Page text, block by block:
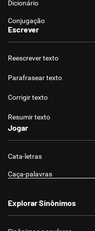
Dicionário
Conjugação
Escrever
Reescrever texto
Parafrasear texto
Corrigir texto
Resumir texto
Jogar
Cata-letras
Caça-palavras
Explorar Sinônimos